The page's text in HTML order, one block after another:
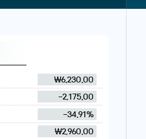
₩6,230.00
-2,175.00
-34.91%
₩2,960.00